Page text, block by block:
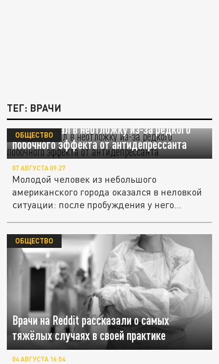
ТЕГ: ВРАЧИ
Парень попал в неотложку из-за редкого
побочного эффекта от антидепрессанта
ОБЩЕСТВО
07 АВГУСТА 09:27
Молодой человек из небольшого
американского города оказался в неловкой
ситуации: после пробуждения у него...
Врачи на Reddit рассказали о самых
тяжёлых случаях в своей практике
ОБЩЕСТВО
04 АВГУСТА 16:54